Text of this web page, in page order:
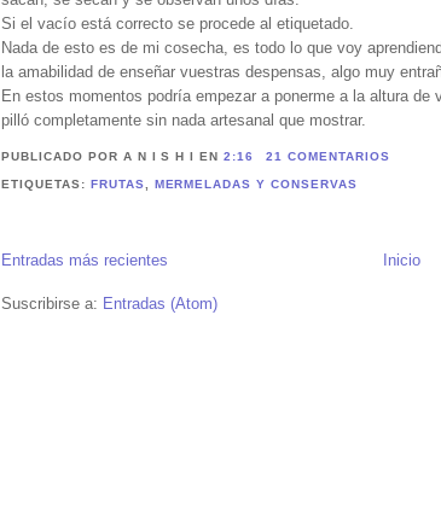
Si el vacío está correcto se procede al etiquetado.
Nada de esto es de mi cosecha, es todo lo que voy
la amabilidad de enseñar vuestras despensas, algo muy
En estos momentos podría empezar a ponerme a la altura
pilló completamente sin nada artesanal que mostrar.
PUBLICADO POR A N I S H IEN2:16 21 COMENTARIOS
ETIQUETAS: FRUTAS MERMELADAS Y CONSERVAS
Entradas más recientes Inicio
Suscribirse a: Entradas (Atom)